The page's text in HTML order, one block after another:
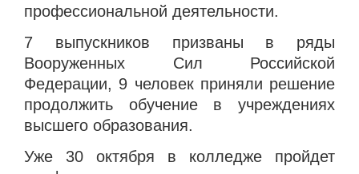
профессиональной деятельности.
7 выпускников призваны в ряды
Вооруженных Сил Российской
Федерации, 9 человек приняли решение
продолжить обучение в учреждениях
высшего образования.
Уже 30 октября в колледже пройдет